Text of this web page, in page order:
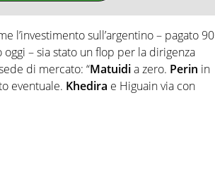
l’investimento sull’argentino – pagato 90
– sia stato un flop per la dirigenza
di mercato: “Matuidia zero. Perin in
eventuale. Khedira e Higuain via con